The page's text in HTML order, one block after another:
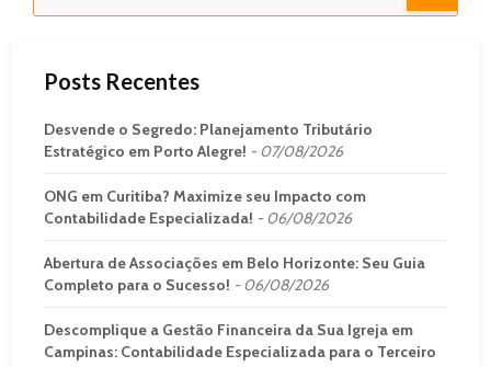
Posts Recentes
Desvende o Segredo: Planejamento Tributário
Estratégico em Porto Alegre!
07/08/2026
ONG em Curitiba? Maximize seu Impacto com
Contabilidade Especializada!
06/08/2026
Abertura de Associações em Belo Horizonte: Seu Guia
Completo para o Sucesso!
06/08/2026
Descomplique a Gestão Financeira da Sua Igreja em
Campinas: Contabilidade Especializada para o Terceiro